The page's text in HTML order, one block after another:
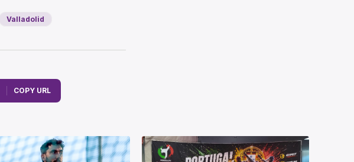
Valladolid
COPY URL